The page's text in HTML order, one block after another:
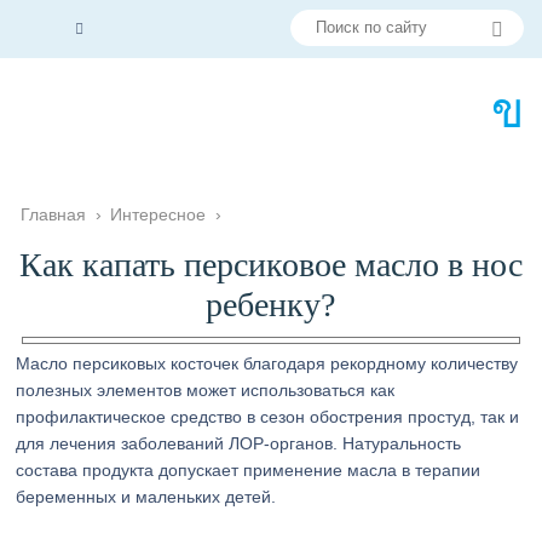
Главная › Интересное ›
Как капать персиковое масло в нос
ребенку?
Масло персиковых косточек благодаря рекордному количеству
полезных элементов может использоваться как
профилактическое средство в сезон обострения простуд, так и
для лечения заболеваний ЛОР-органов. Натуральность
состава продукта допускает применение масла в терапии
беременных и маленьких детей.